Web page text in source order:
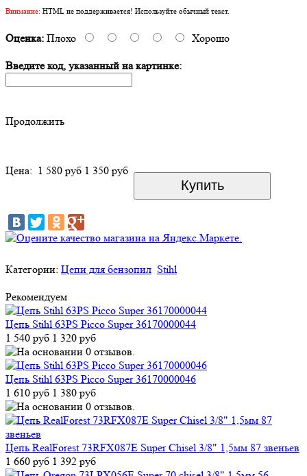
Внимание: HTML не поддерживается! Используйте обычный текст.
Оценка: Плохо Хорошо
Введите код, указанный на картинке:
Продолжить
Цена: 1 580 руб 1 350 руб
Категории: Цепи для бензопил Stihl
Рекомендуем
Цепь Stihl 63PS Picco Super 36170000044
1 540 руб 1 320 руб
Цепь Stihl 63PS Picco Super 36170000046
1 610 руб 1 380 руб
Цепь RealForest 73RFX087E Super Chisel 3/8" 1,5мм 87 звеньев
1 660 руб 1 392 руб